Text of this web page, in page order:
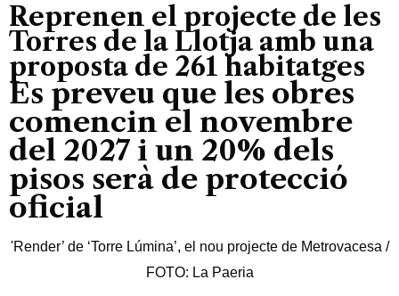
Reprenen el projecte de les
Torres de la Llotja amb una
proposta de 261 habitatges
Es preveu que les obres
comencin el novembre
del 2027 i un 20% dels
pisos serà de protecció
oficial
'Render’ de ‘Torre Lúmina’, el nou projecte de Metrovacesa /
FOTO: La Paeria